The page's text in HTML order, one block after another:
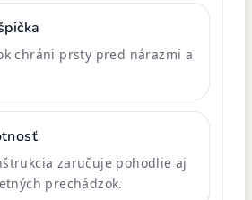
chráni prsty pred nárazmi a
zaručuje pohodlie aj
prechádzok.